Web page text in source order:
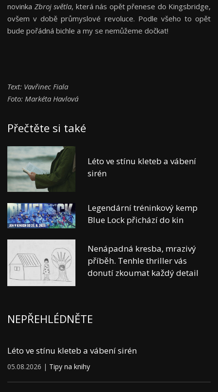
novinka Zbroj světla, která nás opět přenese do Kingsbridge,
ovšem v době průmyslové revoluce. Podle všeho to opět
bude pořádná bichle a my se nemůžeme dočkat!
Text: Vavřinec Fiala
Foto: Markéta Havlová
Přečtěte si také
Léto ve stínu kleteb a vábení
sirén
Legendární tréninkový kemp
Blue Lock přichází do kin
Nenápadná kresba, mrazivý
příběh. Tenhle thriller vás
donutí zkoumat každý detail
NEPŘEHLÉDNĚTE
Léto ve stínu kleteb a vábení sirén
05.08.2026 | Tipy na knihy